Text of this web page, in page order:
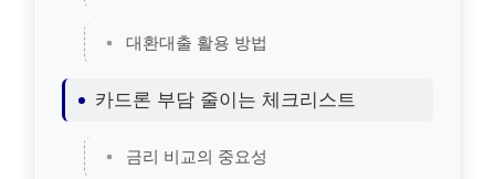
대환대출 활용 방법
카드론 부담 줄이는 체크리스트
금리 비교의 중요성